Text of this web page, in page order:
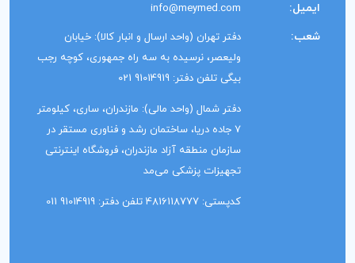
ایمیل: info@meymed.com
شعب:
دفتر تهران (واحد ارسال و انبار کالا): خیابان
ولیعصر، نرسیده به سه راه جمهوری، کوچه رجب
بیگی تلفن دفتر: 91014919 021
دفتر شمال (واحد مالی): مازندران، ساری، کیلومتر
7 جاده دریا، ساختمان رشد و فناوری مستقر در
سازمان منطقه آزاد مازندران، فروشگاه اینترنتی
تجهیزات پزشکی می‌مد
کدپستی: 4816118777 تلفن دفتر: 91014919 011